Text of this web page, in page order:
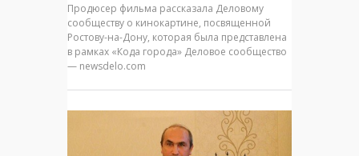
Продюсер фильма рассказала Деловому
сообществу о кинокартине, посвященной
Ростову-на-Дону, которая была представлена
в рамках «Кода города» Деловое сообщество
— newsdelo.com